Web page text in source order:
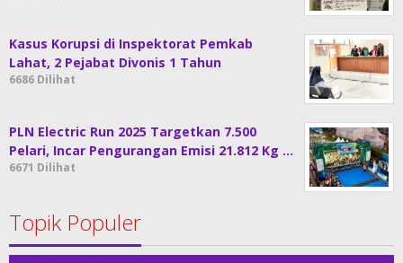
Kasus Korupsi di Inspektorat Pemkab
Lahat, 2 Pejabat Divonis 1 Tahun
6686 Dilihat
PLN Electric Run 2025 Targetkan 7.500
Pelari, Incar Pengurangan Emisi 21.812 Kg …
6671 Dilihat
Topik Populer